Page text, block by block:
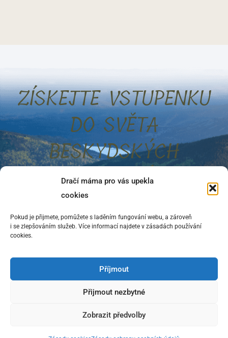
Dračí máma pro vás upekla
cookies
Pokud je přijmete, pomůžete s laděním fungování webu, a zároveň
i se zlepšováním služeb. Více informací najdete v zásadách používání
cookies.
Příjmout
Přijmout nezbytné
Zobrazit předvolby
ZÍSKEJTE VSTUPENKU
DO SVĚTA
BESKYDSKÝCH
BYTOSTÍ
Tajné know-how!
Pošleme vám „Příručku lovce bytostí“ ve formátu PDF
TO CHCI